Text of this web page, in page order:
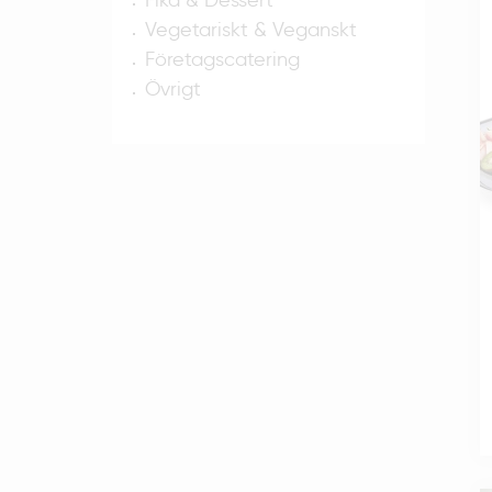
Vegetariskt & Veganskt
Företagscatering
Övrigt